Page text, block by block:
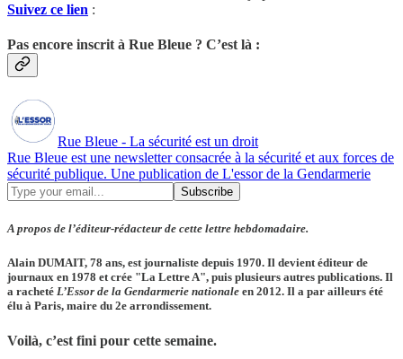
Suivez ce lien :
Pas encore inscrit à Rue Bleue ? C’est là :
Rue Bleue - La sécurité est un droit
Rue Bleue est une newsletter consacrée à la sécurité et aux forces de
sécurité publique. Une publication de L'essor de la Gendarmerie
A propos de l’éditeur-rédacteur de cette lettre hebdomadaire.
Alain DUMAIT, 78 ans, est journaliste depuis 1970. Il devient éditeur de
journaux en 1978 et crée "La Lettre A", puis plusieurs autres publications. Il
a racheté L’Essor de la Gendarmerie nationale en 2012. Il a par ailleurs été
élu à Paris, maire du 2e arrondissement.
Voilà, c’est fini pour cette semaine.